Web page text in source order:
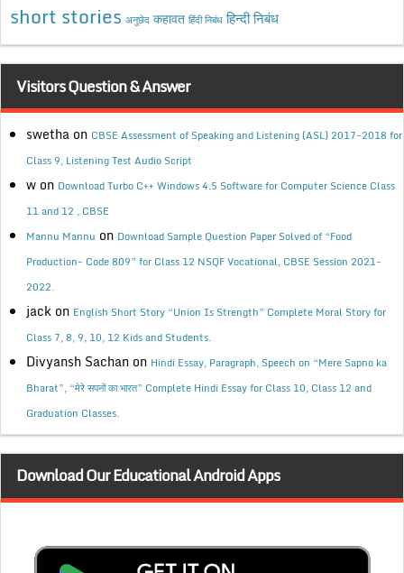
short stories अनुछेद कहावत हिंदी निबंध हिन्दी निबंध
Visitors Question & Answer
swetha on CBSE Assessment of Speaking and Listening (ASL) 2017-2018 for
Class 9, Listening Test Audio Script
w on Download Turbo C++ Windows 4.5 Software for Computer Science Class
11 and 12 , CBSE
Mannu Mannu on Download Sample Question Paper Solved of “Food
Production- Code 809” for Class 12 NSQF Vocational, CBSE Session 2021-
2022.
jack on English Short Story “Union Is Strength” Complete Moral Story for
Class 7, 8, 9, 10, 12 Kids and Students.
Divyansh Sachan on Hindi Essay, Paragraph, Speech on “Mere Sapno ka
Bharat”, “मेरे सपनों का भारत” Complete Hindi Essay for Class 10, Class 12 and
Graduation Classes.
Download Our Educational Android Apps